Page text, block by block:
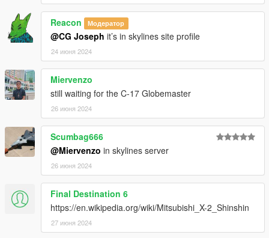
Reacon Модератор
@CG Joseph it’s in skylines site profile
24 июня 2024
Miervenzo
still waiting for the C-17 Globemaster
26 июня 2024
Scumbag666
@Miervenzo in skylines server
26 июня 2024
Final Destination 6
https://en.wikipedia.org/wiki/Mitsubishi_X-2_Shinshin
27 июня 2024